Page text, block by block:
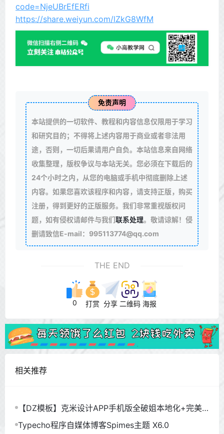
code=NjeUBrEfERfi
https://share.weiyun.com/lZkG8WfM
免责声明
本站提供的一切软件、教程和内容信息仅限用于学习
和研究目的；不得将上述内容用于商业或者非法用
途，否则，一切后果请用户自负。本站信息来自网络
收集整理，版权争议与本站无关。您必须在下载后的
24个小时之内，从您的电脑或手机中彻底删除上述
内容。如果您喜欢该程序和内容，请支持正版，购买
注册，得到更好的正版服务。我们非常重视版权问
题，如有侵权请邮件与我们联系处理。敬请谅解！侵
删请致信E-mail：995113774@qq.com
THE END
0 打赏 分享 二维码 海报
相关推荐
【DZ模板】克米设计APP手机版全破姐本地化+完美
使用
Typecho程序自媒体博客Spimes主题 X6.0